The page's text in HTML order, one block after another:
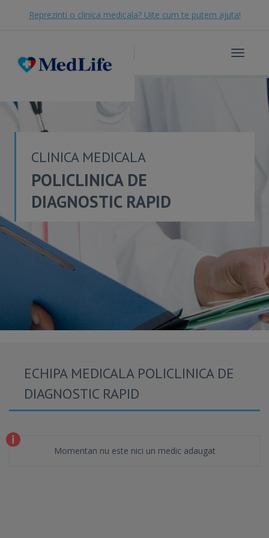
Reprezinti o clinica medicala? Uite cum te putem ajuta!
Toggle
CLINICA MEDICALA
POLICLINICA DE
DIAGNOSTIC RAPID
ECHIPA MEDICALA POLICLINICA DE
DIAGNOSTIC RAPID
Momentan nu este nici un medic adaugat